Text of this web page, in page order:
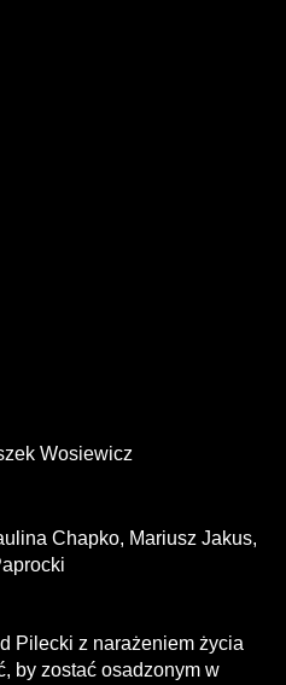
Wosiewicz
Chapko, Mariusz Jakus,
Pilecki z narażeniem życia
by zostać osadzonym w